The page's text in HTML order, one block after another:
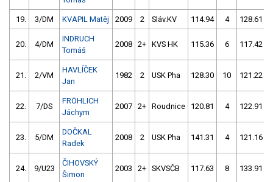
19. 3/DM KVAPIL Matěj 2009 2 Sláv.KV 114.94 4 128.61
20. 4/DM
INDRUCH
Tomáš
2008 2+ KVS HK 115.36 6 117.42
21. 2/VM
HAVLÍČEK
Jan
1982 2 USK Pha 128.30 10 121.22
22. 7/DS
FRÖHLICH
Jáchym
2007 2+ Roudnice 120.81 4 122.91
23. 5/DM
DOČKAL
Radek
2008 2 USK Pha 141.31 4 121.16
24. 9/U23
ČIHOVSKÝ
Šimon
2003 2+ SKVSČB 117.63 8 133.91